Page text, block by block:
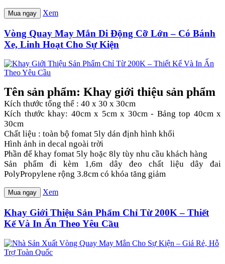
Mua ngay Xem
Vòng Quay May Mắn Di Động Cỡ Lớn – Có Bánh
Xe, Linh Hoạt Cho Sự Kiện
Tên sản phẩm: Khay giới thiệu sản phẩm
Kích thước tổng thể : 40 x 30 x 30cm
Kích thước khay: 40cm x 5cm x 30cm - Bảng top 40cm x
30cm
Chất liệu : toàn bộ fomat 5ly dán định hình khối
Hình ảnh in decal ngoài trời
Phần đế khay fomat 5ly hoặc 8ly tùy nhu cầu khách hàng
Sản phẩm đi kèm 1,6m dây đeo chất liệu dây đai
PolyPropylene rộng 3.8cm có khóa tăng giảm
Mua ngay Xem
Khay Giới Thiệu Sản Phẩm Chỉ Từ 200K – Thiết
Kế Và In Ấn Theo Yêu Cầu